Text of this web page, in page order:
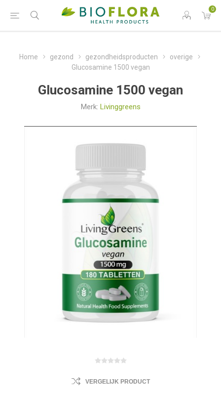
0
Home gezond gezondheidsproducten
overige
Glucosamine 1500 vegan
Glucosamine 1500 vegan
Merk: Livinggreens
VERGELIJK PRODUCT